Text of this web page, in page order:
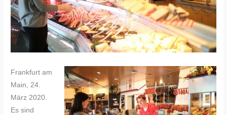
Frankfurt am
Main, 24.
März 2020.
Es sind